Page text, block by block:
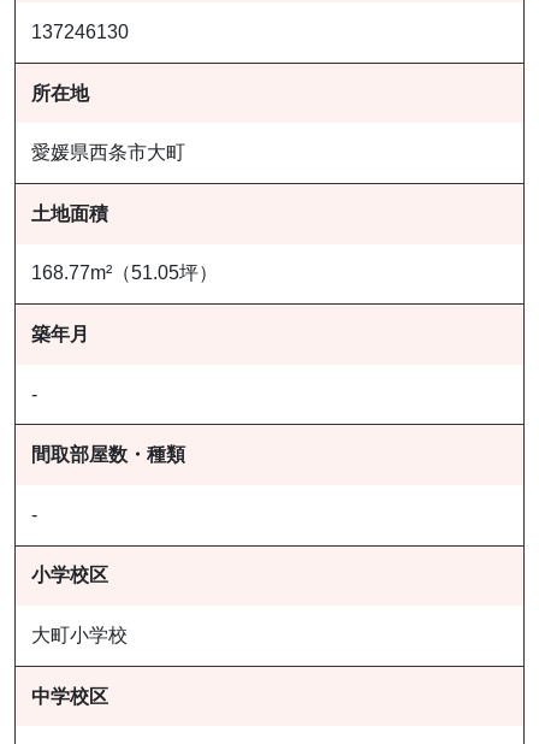
137246130
所在地
愛媛県西条市大町
土地面積
168.77m²（51.05坪）
築年月
-
間取部屋数・種類
-
小学校区
大町小学校
中学校区